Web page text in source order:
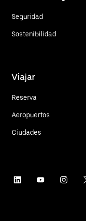
Seguridad
Sostenibilidad
Viajar
Reserva
Aeropuertos
Ciudades